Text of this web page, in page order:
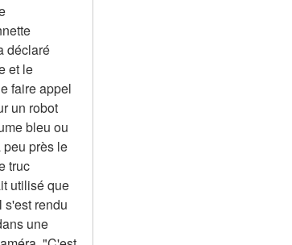
déclaré
et le
faire appel
un robot
bleu ou
près le
truc
utilisé que
rendu
une